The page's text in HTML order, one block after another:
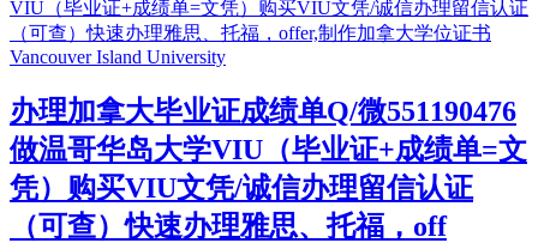
办理加拿大毕业证成绩单Q/微551190476
做温哥华岛大学VIU（毕业证+成绩单=文
凭）购买VIU文凭/诚信办理留信认证
（可查）快速办理雅思、托福，off